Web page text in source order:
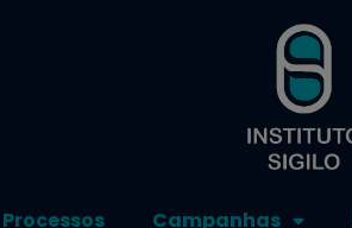
Processos Campanhas